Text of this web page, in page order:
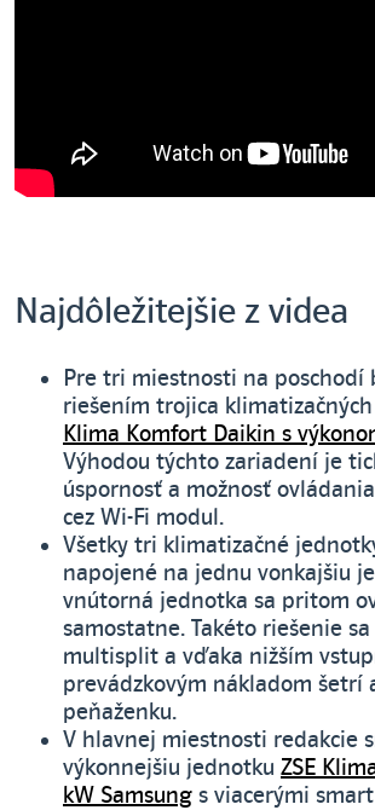
Najdôležitejšie z videa
Pre tri miestnosti na poschodí
riešením trojica
Klima Komfort Daikin s
Výhodou týchto zariadení je
úspornosť a možnosť
cez Wi-Fi modul.
Všetky tri klimatizačné
napojené na jednu vonkajšiu
vnútorná jednotka sa pritom
samostatne. Takéto riešenie sa
multisplit a vďaka nižším
prevádzkovým nákladom šetrí
peňaženku.
V hlavnej miestnosti redakcie
výkonnejšiu jednotku ZSE
kW Samsung s viacerými